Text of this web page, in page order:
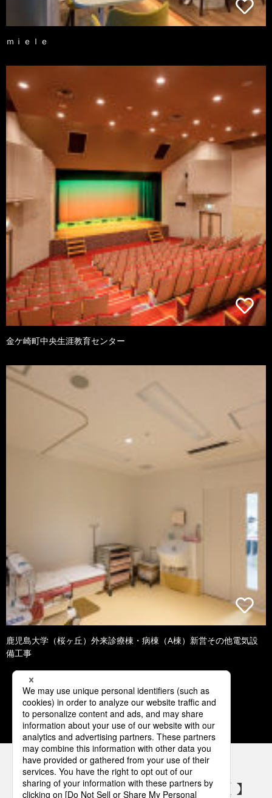
ｍｉｅｌｅ
金ケ崎町中央生涯教育センター
鹿児島大学（桜ヶ丘）外来診療棟・病棟（A棟）新営その他電気設
備工事
1 2 3 4 5
パナソニックの電気設備 SNSアカウント